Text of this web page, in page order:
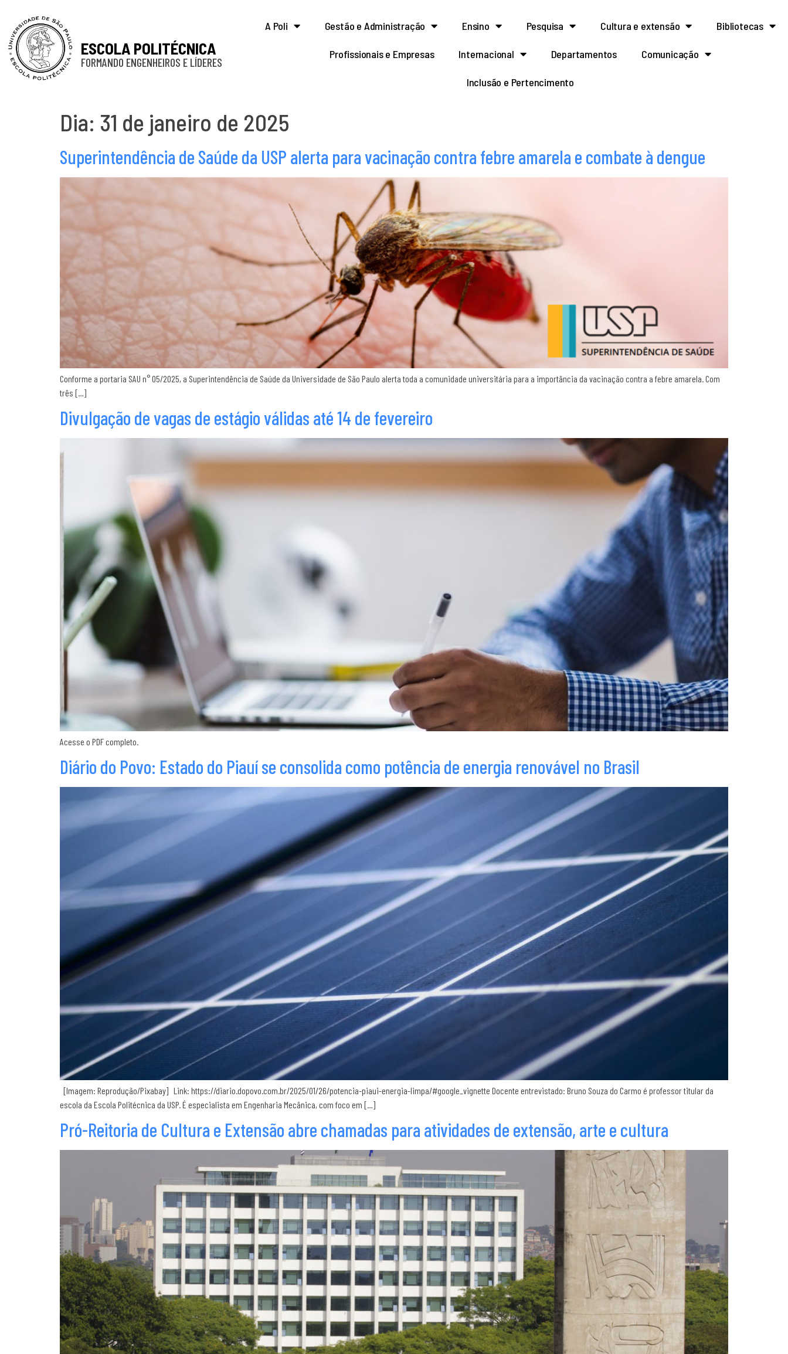
ESCOLA POLITÉCNICA
FORMANDO ENGENHEIROS E LÍDERES
A Poli Gestão e Administração Ensino Pesquisa Cultura e extensão Bibliotecas
Profissionais e Empresas Internacional Departamentos Comunicação
Inclusão e Pertencimento
Dia: 31 de janeiro de 2025
Superintendência de Saúde da USP alerta para vacinação contra febre amarela e combate à dengue
Conforme a portaria SAU n° 05/2025, a Superintendência de Saúde da Universidade de São Paulo alerta toda a comunidade universitária para a importância da vacinação contra a febre amarela. Com
três […]
Divulgação de vagas de estágio válidas até 14 de fevereiro
Acesse o PDF completo.
Diário do Povo: Estado do Piauí se consolida como potência de energia renovável no Brasil
[Imagem: Reprodução/Pixabay] Link: https://diario.dopovo.com.br/2025/01/26/potencia-piaui-energia-limpa/#google_vignette Docente entrevistado: Bruno Souza do Carmo é professor titular da
escola da Escola Politécnica da USP. É especialista em Engenharia Mecânica, com foco em […]
Pró-Reitoria de Cultura e Extensão abre chamadas para atividades de extensão, arte e cultura